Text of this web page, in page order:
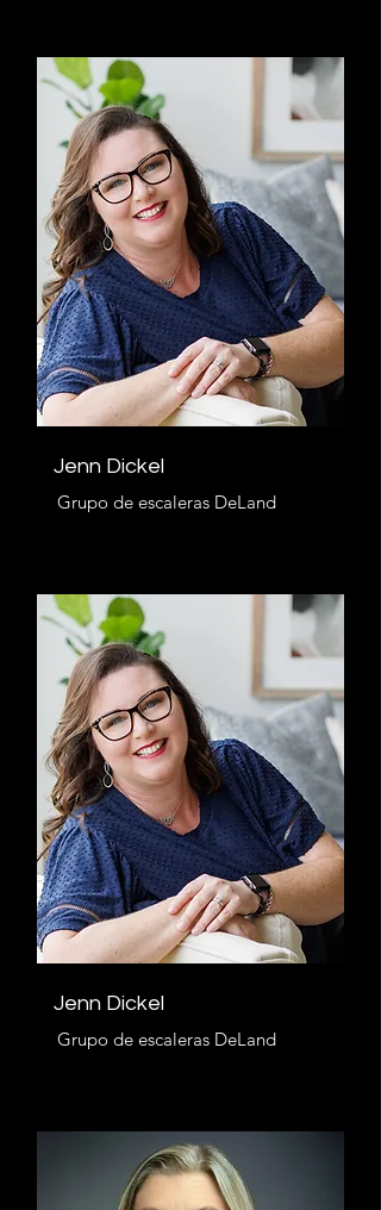
Jenn Dickel
Grupo de escaleras DeLand
Jenn Dickel
Grupo de escaleras DeLand